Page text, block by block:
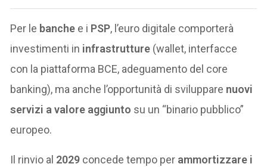
Per le banche e i PSP, l’euro digitale comporterà
investimenti in infrastrutture (wallet, interfacce
con la piattaforma BCE, adeguamento del core
banking), ma anche l’opportunità di sviluppare nuovi
servizi a valore aggiunto su un “binario pubblico”
europeo.
Il rinvio al 2029 concede tempo per ammortizzare i